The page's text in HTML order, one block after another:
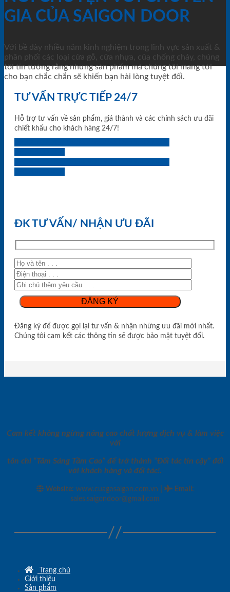
GIA CỦA SAIGON DOOR
Với bề dày nhiều năm kinh nghiệm trong lĩnh vực sản xuất &
phân phối các loại cửa gỗ, cửa nhựa, của chống cháy, chúng
tôi tin tưởng rằng những sản phẩm mà chúng tôi mang tới
cho bạn chắc chắn sẽ khiến bạn hài lòng tuyệt đối.
TƯ VẤN TRỰC TIẾP 24/7
Hỗ trợ tư vấn về sản phẩm, giá thành và các chính sách ưu đãi
chiết khấu cho khách hàng 24/7!
ĐK TƯ VẤN/ NHẬN ƯU ĐÃI
Đăng ký để được gọi lại tư vấn & nhận những ưu đãi mới nhất.
Chúng tôi cam kết các thông tin sẽ được bảo mật tuyệt đối.
Cam kết không ngừng nâng cao chất lượng dịch vụ & làm việc
với
tôn chỉ “Tâm Sáng Tầm Cao” để trở thành “Đối tác tin cậy” đối
với khách hàng và đối tác!.
Website: www.cuagosaigon.com.vn Email :
sales.saigondoor@gmail.com
Trang chủ
Giới thiệu
Sản phẩm